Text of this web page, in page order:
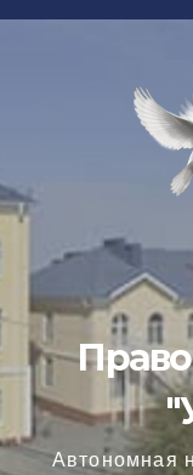
Перейти
Автономная